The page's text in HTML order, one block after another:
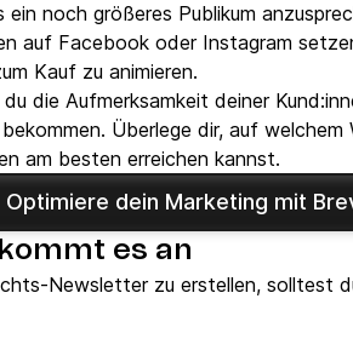
ein noch größeres Publikum
auf Facebook oder Instagram
Kauf zu animieren.
die Aufmerksamkeit deiner
Überlege dir, auf welchem
am besten erreichen kannst.
Optimiere dein Marketing mit
es an
Newsletter zu erstellen, solltest